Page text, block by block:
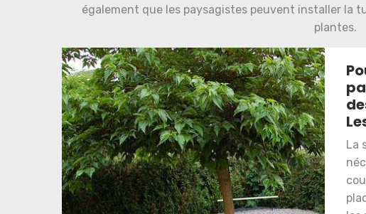
également que les paysagistes peuvent installer la
plantes.
La